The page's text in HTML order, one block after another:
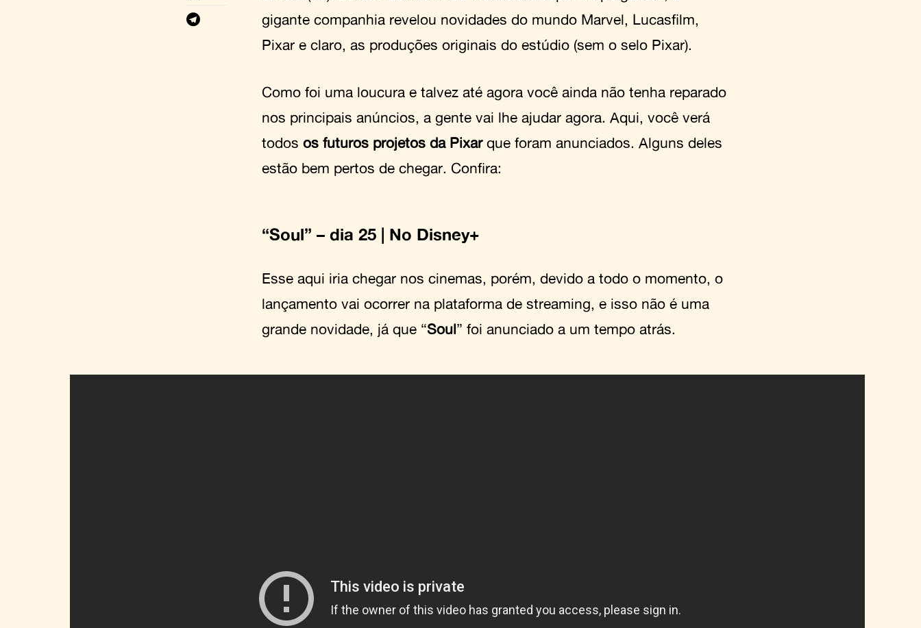
gigante companhia revelou novidades do mundo Marvel, Lucasfilm,
Pixar e claro, as produções originais do estúdio (sem o selo Pixar).
Como foi uma loucura e talvez até agora você ainda não tenha reparado
nos principais anúncios, a gente vai lhe ajudar agora. Aqui, você verá
todos os futuros projetos da Pixarque foram anunciados. Alguns deles
estão bem pertos de chegar. Confira:
“Soul” – dia 25 | No Disney+
Esse aqui iria chegar nos cinemas, porém, devido a todo o momento, o
lançamento vai ocorrer na plataforma de streaming, e isso não é uma
grande novidade, já que “Soul” foi anunciado a um tempo atrás.